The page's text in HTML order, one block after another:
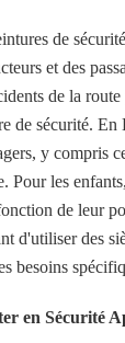
de
et des
de la
de sécurité.
y compris
Pour les
de leur
d'utiliser des
besoins
en Sécurité